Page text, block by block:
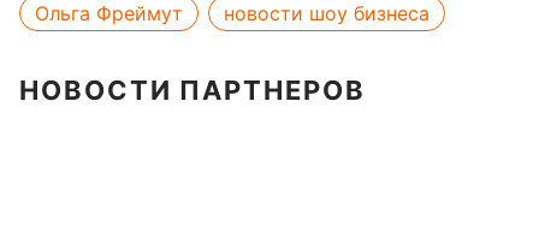
Ольга Фреймут новости шоу бизнеса
НОВОСТИ ПАРТНЕРОВ